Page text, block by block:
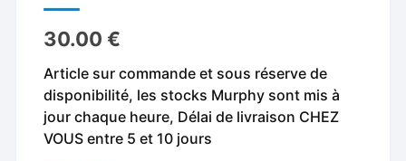
30.00€
Article sur commande et sous réserve de
disponibilité, les stocks Murphy sont mis à
jour chaque heure, Délai de livraison CHEZ
VOUS entre 5 et 10 jours